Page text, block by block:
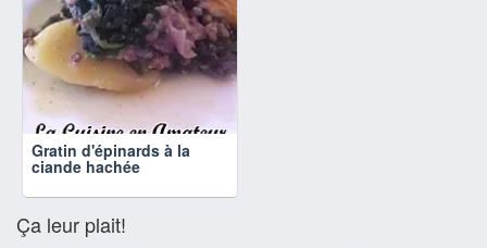
Gratin d'épinards à la
ciande hachée
Ça leur plait!